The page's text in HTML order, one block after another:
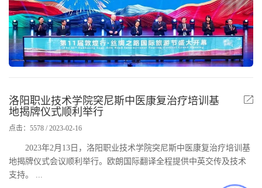
洛阳职业技术学院突尼斯中医康复治疗培训基
地揭牌仪式顺利举行
点击：5578 / 2023-02-16
2023年2月13日，洛阳职业技术学院突尼斯中医康复治疗培训基
地揭牌仪式会议顺利举行。欧朗国际翻译全程提供中英交传及技术
支持。 ...